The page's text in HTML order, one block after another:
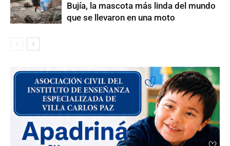
Bujía, la mascota más linda del mundo
que se llevaron en una moto